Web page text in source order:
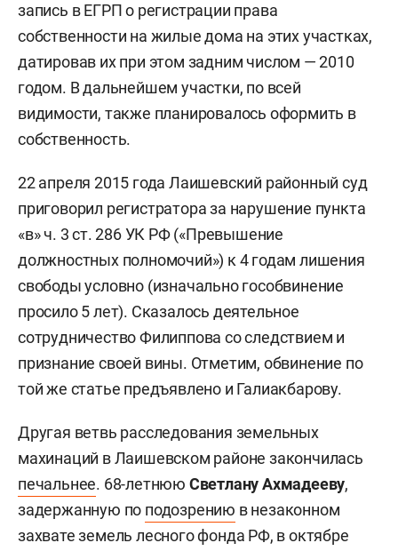
запись в ЕГРП о регистрации права
собственности на жилые дома на этих участках,
датировав их при этом задним числом — 2010
годом. В дальнейшем участки, по всей
видимости, также планировалось оформить в
собственность.
22 апреля 2015 года Лаишевский районный суд
приговорил регистратора за нарушение пункта
«в» ч. 3 ст. 286 УК РФ («Превышение
должностных полномочий») к 4 годам лишения
свободы условно (изначально гособвинение
просило 5 лет). Сказалось деятельное
сотрудничество Филиппова со следствием и
признание своей вины. Отметим, обвинение по
той же статье предъявлено и Галиакбарову.
Другая ветвь расследования земельных
махинаций в Лаишевском районе закончилась
печальнее. 68-летнюю Светлану Ахмадееву,
задержанную по подозрению в незаконном
захвате земель лесного фонда РФ, в октябре